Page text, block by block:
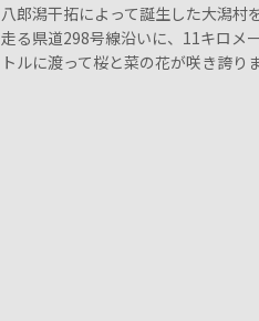
八郎潟干拓によって誕生した大潟村
走る県道298号線沿いに、11キロメー
トルに渡って桜と菜の花が咲き誇り